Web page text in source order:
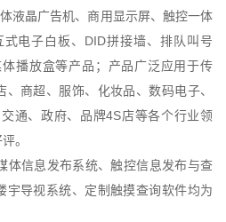
晶广告机、商用显示屏、触控一体
电子白板、DID拼接墙、排队叫号
播放盒等产品；产品广泛应用于传
商超、服饰、化妆品、数码电子、
通、政府、品牌4S店等各个行业领
。
信息发布系统、触控信息发布与查
宇导视系统、定制触摸查询软件均为